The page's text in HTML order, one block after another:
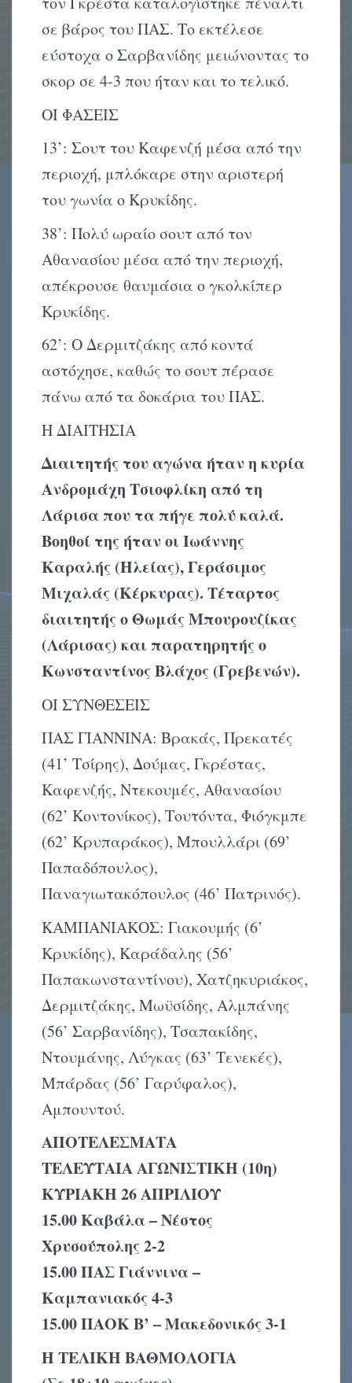
σε βάρος του ΠΑΣ. Το εκτέλεσε
εύστοχα ο Σαρβανίδης μειώνοντας το
σκορ σε 4-3 που ήταν και το τελικό.
ΟΙ ΦΑΣΕΙΣ
13’: Σουτ του Καφενζή μέσα από την
περιοχή, μπλόκαρε στην αριστερή
του γωνία ο Κρυκίδης.
38’: Πολύ ωραίο σουτ από τον
Αθανασίου μέσα από την περιοχή,
απέκρουσε θαυμάσια ο γκολκίπερ
Κρυκίδης.
62’: Ο Δερμιτζάκης από κοντά
αστόχησε, καθώς το σουτ πέρασε
πάνω από τα δοκάρια του ΠΑΣ.
Η ΔΙΑΙΤΗΣΙΑ
Διαιτητής του αγώνα ήταν η κυρία
Ανδρομάχη Τσιοφλίκη από τη
Λάρισα που τα πήγε πολύ καλά.
Βοηθοί τηςήτανοιΙωάννης
Καραλής (Ηλείας), Γεράσιμος
Μιχαλάς (Κέρκυρας). Τέταρτος
διαιτητής ο Θωμάς Μπουρουζίκας
(Λάρισας) και παρατηρητής ο
Κωνσταντίνος Βλάχος (Γρεβενών).
ΟΙ ΣΥΝΘΕΣΕΙΣ
ΠΑΣ ΓΙΑΝΝΙΝΑ: Βρακάς, Πρεκατές
(41’ Τσίρης), Δούμας, Γκρέστας,
Καφενζής, Ντεκουμές, Αθανασίου
(62’ Κοντονίκος), Τουτόντα, Φιόγκμπε
(62’ Κρυπαράκος), Μπουλλάρι (69’
Παπαδόπουλος),
Παναγιωτακόπουλος (46’ Πατρινός).
ΚΑΜΠΑΝΙΑΚΟΣ: Γιακουμής (6’
Κρυκίδης), Καράδαλης (56’
Παπακωνσταντίνου), Χατζηκυριάκος,
Δερμιτζάκης, Μωϋσίδης, Αλμπάνης
(56’ Σαρβανίδης), Τσαπακίδης,
Ντουμάνης, Λύγκας (63’ Τενεκές),
Μπάρδας (56’ Γαρύφαλος),
Αμπουντού.
ΑΠΟΤΕΛΕΣΜΑΤΑ
ΤΕΛΕΥΤΑΙΑ ΑΓΩΝΙΣΤΙΚΗ (10η)
ΚΥΡΙΑΚΗ 26 ΑΠΡΙΛΙΟΥ
15.00 Καβάλα – Νέστος
Χρυσούπολης2-2
15.00 ΠΑΣ Γιάννινα –
Καμπανιακός4-3
15.00 ΠΑΟΚ Β’ – Μακεδονικός3-1
ΗΤΕΛΙΚΗΒΑΘΜΟΛΟΓΙΑ